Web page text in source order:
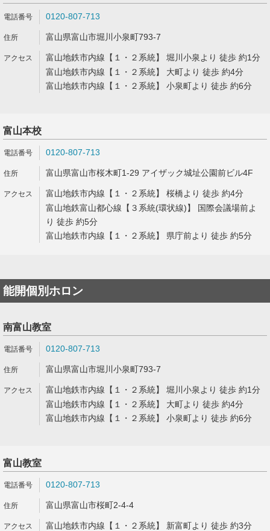
0120-807-713
富山県富山市堀川小泉町793-7
富山地鉄市内線【１・２系統】 堀川小泉より 徒歩 約1分
富山地鉄市内線【１・２系統】 大町より 徒歩 約4分
富山地鉄市内線【１・２系統】 小泉町より 徒歩 約6分
富山本校
0120-807-713
富山県富山市桜木町1-29 アイザック城址公園前ビル4F
富山地鉄市内線【１・２系統】 桜橋より 徒歩 約4分
富山地鉄富山都心線【３系統(環状線)】 国際会議場前よ
り 徒歩 約5分
富山地鉄市内線【１・２系統】 県庁前より 徒歩 約5分
能開個別ホロン
南富山教室
0120-807-713
富山県富山市堀川小泉町793-7
富山地鉄市内線【１・２系統】 堀川小泉より 徒歩 約1分
富山地鉄市内線【１・２系統】 大町より 徒歩 約4分
富山地鉄市内線【１・２系統】 小泉町より 徒歩 約6分
富山教室
0120-807-713
富山県富山市桜町2-4-4
富山地鉄市内線【１・２系統】 新富町より 徒歩 約3分